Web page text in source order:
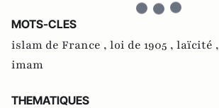
MOTS-CLES
islam de France , loi de 1905 , laïcité ,
imam
THEMATIQUES